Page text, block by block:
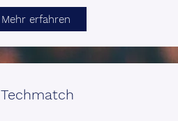
Mehr erfahren
Techmatch